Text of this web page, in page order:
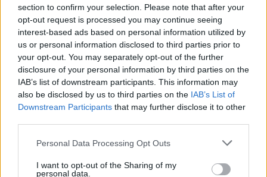
section to confirm your selection. Please note that after your
opt-out request is processed you may continue seeing
interest-based ads based on personal information utilized by
us or personal information disclosed to third parties prior to
your opt-out. You may separately opt-out of the further
disclosure of your personal information by third parties on the
IAB’s list of downstream participants. This information may
also be disclosed by us to third parties on the IAB’s List of
Downstream Participants that may further disclose it to other
Please note that this website/app uses one or more Google
not limited to your visit or usage behaviour. You may click to
Personal Data Processing Opt Outs
I want to opt-out of the Sharing of my
personal data.
A Tisza elnöke elmondta: meghirdetik a Szent
István-programot, nem négy évre, hanem egy
nemzedéknyi időre, sőt lehetőség szerint még
álmodjanak, magyar földön működő, méltányos
és szabad hazában.”